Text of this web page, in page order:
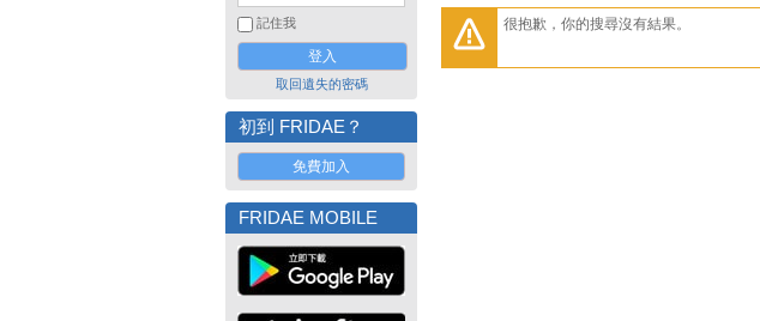
記住我
取回遺失的密碼
初到 FRIDAE？
免費加入
FRIDAE MOBILE
很抱歉，你的搜尋沒有結果。